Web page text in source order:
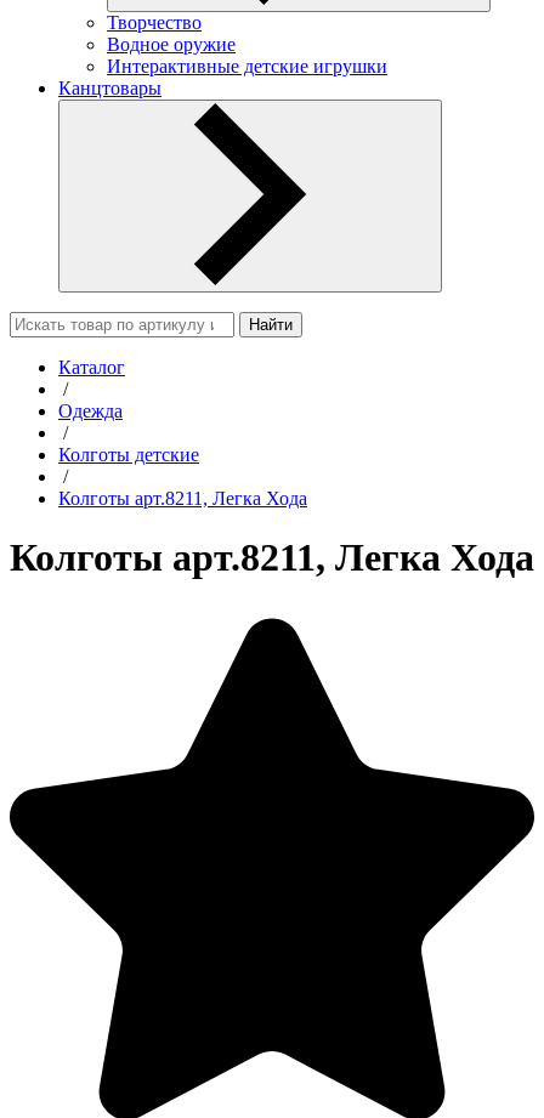
Творчество
Водное оружие
Интерактивные детские игрушки
Канцтовары
Найти
Каталог
/
Одежда
/
Колготы детские
/
Колготы арт.8211, Легка Хода
Колготы арт.8211, Легка Хода